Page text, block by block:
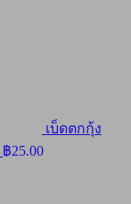
เบ็ดตกกุ้ง
฿25.00